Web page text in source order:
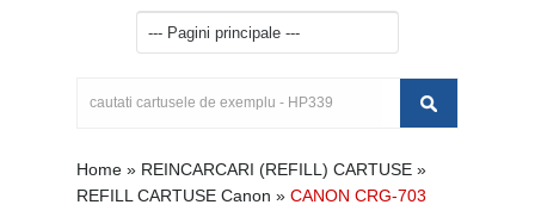
Home » REINCARCARI (REFILL) CARTUSE »
REFILL CARTUSE Canon » CANON CRG-703